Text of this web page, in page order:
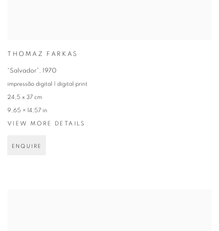
THOMAZ FARKAS
“Salvador” , 1970
impressão digital | digital print
24,5 x 37 cm
9,65 × 14,57 in
VIEW MORE DETAILS
ENQUIRE